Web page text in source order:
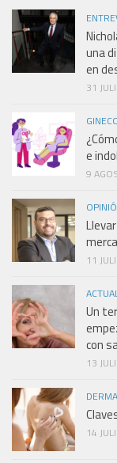
una
en
31
e
9
11
Un
con
13
14